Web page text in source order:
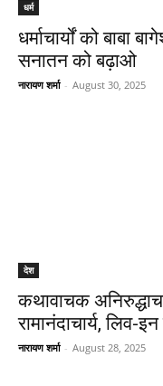
धर्म
धर्माचार्यों को बाबा
सनातन को बढ़ाओ
नारायण शर्मा - August 30, 2025
देश
कथावाचक
रामानंदाचार्य, लिव-
नारायण शर्मा - August 28, 2025